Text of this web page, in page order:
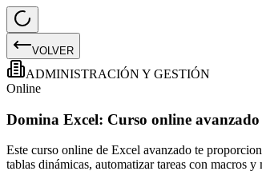
VOLVER
ADMINISTRACIÓN Y GESTIÓN
Online
Domina Excel: Curso online
Este curso online de Excel avanzado te
tablas dinámicas, automatizar tareas con macros